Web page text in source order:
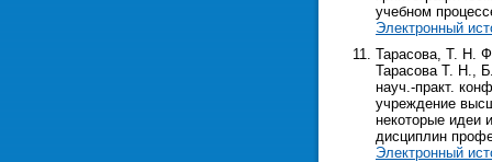
учебном
Электронный
Тарасова, Т. Н.
Тарасова Т. Н.,
науч.-практ.
учреждение
некоторые идеи
дисциплин
Электронный